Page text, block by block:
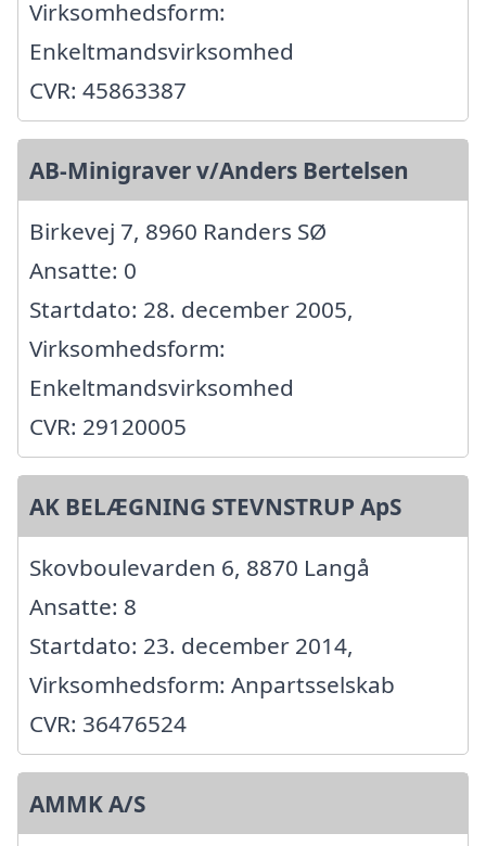
Virksomhedsform:
Enkeltmandsvirksomhed
CVR: 45863387
AB-Minigraver v/Anders Bertelsen
Birkevej 7, 8960 Randers SØ
Ansatte: 0
Startdato: 28. december 2005,
Virksomhedsform:
Enkeltmandsvirksomhed
CVR: 29120005
AK BELÆGNING STEVNSTRUP ApS
Skovboulevarden 6, 8870 Langå
Ansatte: 8
Startdato: 23. december 2014,
Virksomhedsform: Anpartsselskab
CVR: 36476524
AMMK A/S